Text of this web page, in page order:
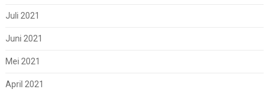
Juli 2021
Juni 2021
Mei 2021
April 2021